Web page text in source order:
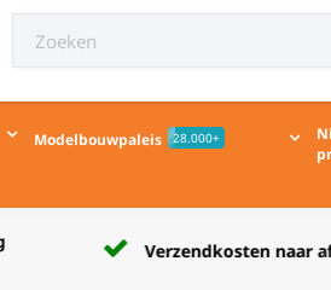
Modelbouwpaleis 28.000+
Verzendkosten naar